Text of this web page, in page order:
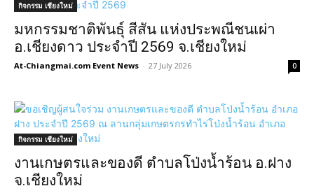
กิจกรรม เชียงใหม่
มหกรรมชาติพันธุ์ สีสัน แห่งประพณีชนเผ่า
อ.เชียงดาว ประจำปี 2569 จ.เชียงใหม่
At-Chiangmai.com Event News - 27 July 2026 0
กิจกรรม เชียงใหม่
งานเกษตรและของดี ตำบลโป่งน้ำร้อน อ.ฝาง
จ.เชียงใหม่